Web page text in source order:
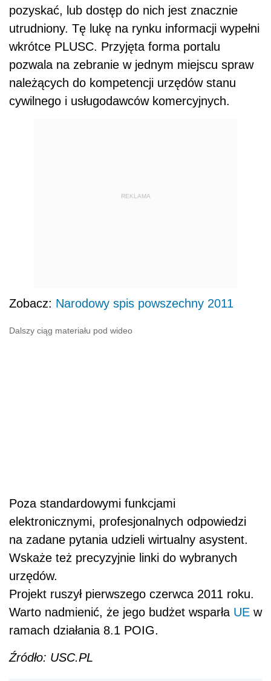
pozyskać, lub dostęp do nich jest znacznie
utrudniony. Tę lukę na rynku informacji wypełni
wkrótce PLUSC. Przyjęta forma portalu
pozwala na zebranie w jednym miejscu spraw
należących do kompetencji urzędów stanu
cywilnego i usługodawców komercyjnych.
REKLAMA
Zobacz: Narodowy spis powszechny 2011
Dalszy ciąg materiału pod wideo
Poza standardowymi funkcjami
elektronicznymi, profesjonalnych odpowiedzi
na zadane pytania udzieli wirtualny asystent.
Wskaże też precyzyjnie linki do wybranych
urzędów.
Projekt ruszył pierwszego czerwca 2011 roku.
Warto nadmienić, że jego budżet wsparła UE w
ramach działania 8.1 POIG.
Źródło: USC.PL